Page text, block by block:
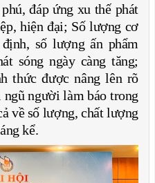
đáp ứng xu thế phát
hiện đại; Số lượng cơ
số lượng ấn phẩm
sóng ngày càng tăng;
thức được nâng lên rõ
người làm báo trong
về số lượng, chất lượng
kể.